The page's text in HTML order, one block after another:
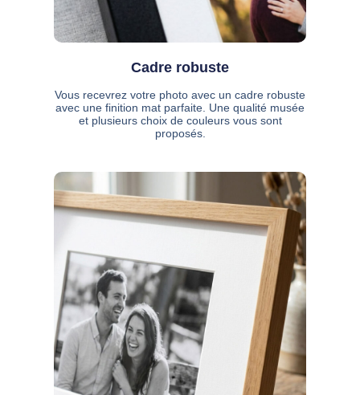
Cadre robuste
Vous recevrez votre photo avec un cadre robuste
avec une finition mat parfaite. Une qualité musée
et plusieurs choix de couleurs vous sont
proposés.